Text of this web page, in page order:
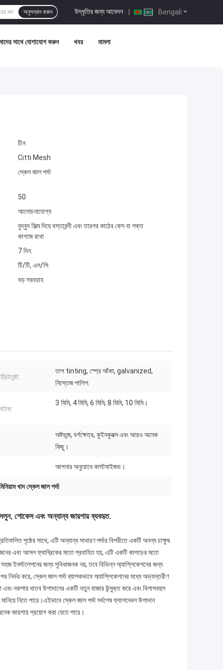
Bengali
উদ্ধৃতির জন্য আবেদন |
অনুসন্ধান করুন
সাথে যোগাযোগ করুন খবর মামলা
চীন
Citti Mesh
স্কেল জাল পর্দা
50
আলোচনাযোগ্য
বুদ্বুদ ফিল্ম দিয়ে বস্তাবন্দী এবং তারপর কাঠের কেস বা শক্ত
কাগজে রাখা
7 দিন.
টি/টি, এল/সি
বড় সরবরাহ
তাপ tinting, স্প্রে আঁকা, galvanized,
নিস্তেজ পালিশ.
3 মিমি, 4 মিমি, 6 মিমি, 8 মিমি, 10 মিমি।
অষ্টভুজ, বর্গক্ষেত্র, কুইনকুনক্স এবং আরও অনেক
কিছু।
আপনার অনুরোধে কাস্টমাইজড।
খাদ স্কেল জাল পর্দা
সেলুন, শোকেস এবং অন্যান্য জায়গায় ব্যবহৃত.
পৃষ্ঠের সাথে, এটি অন্যান্য সাধারণ পর্দার বিপরীতে একটি অনন্য চাক্ষুষ
এবং আসল ফ্যাব্রিকের মতো প্রবাহিত হয়, এটি একটি কাপড়ের মতো
ইনস্টলেশনের জন্য সুবিধাজনক নয়, তবে বিভিন্ন অ্যাপ্লিকেশনের জন্য
করে, স্কেল জাল পর্দা ব্যাপকভাবে অ্যাপ্লিকেশনের মধ্যে অভ্যন্তরীণ
নকশায় ধাতব উপাদানের একটি নতুন বাজার উন্মুক্ত করে এবং বিলাসবহুল
নিতে পারে।এইভাবে স্কেল জাল পর্দা সর্বশেষ ফ্যাশনেবল উপাদান
জায়গায় প্রয়োগ করা যেতে পারে।